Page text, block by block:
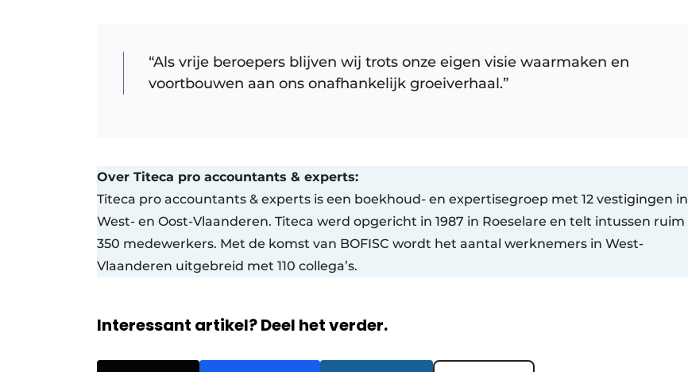
“Als vrije beroepers blijven wij trots onze eigen visie waarmaken en
voortbouwen aan ons onafhankelijk groeiverhaal.”
Over Titeca pro accountants & experts:
Titeca pro accountants & experts is een boekhoud- en expertisegroep met 12 vestigingen in
West- en Oost-Vlaanderen. Titeca werd opgericht in 1987 in Roeselare en telt intussen ruim
350 medewerkers. Met de komst van BOFISC wordt het aantal werknemers in West-
Vlaanderen uitgebreid met 110 collega’s.
Interessant artikel? Deel het verder.